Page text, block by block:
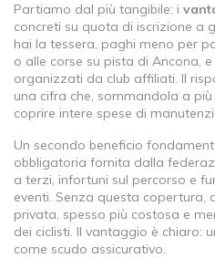
Partiamo dal più tangibile: i
concreti su quota di iscrizione a
hai la tessera, paghi meno per
o alle corse su pista di Ancona,
organizzati da club affiliati. Il
una cifra che, sommandola a
coprire intere spese di
Un secondo beneficio
obbligatoria fornita dalla
a terzi, infortuni sul percorso e
eventi. Senza questa copertura,
privata, spesso più costosa e
dei ciclisti. Il vantaggio è chiaro:
come scudo assicurativo.